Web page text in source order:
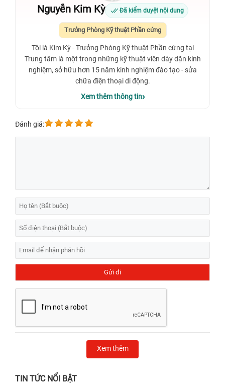
Nguyễn Kim Kỳ Đã kiểm duyệt nội dung
Trưởng Phòng Kỹ thuật Phần cứng
Tôi là Kim Kỳ - Trưởng Phòng Kỹ thuật Phần cứng tại
Trung tâm là một trong những kỹ thuật viên dày dặn kinh
nghiệm, sở hữu hơn 15 năm kinh nghiệm đào tạo - sửa
chữa điện thoại di động.
Xem thêm thông tin
Đánh giá:
Xem thêm
TIN TỨC NỔI BẬT